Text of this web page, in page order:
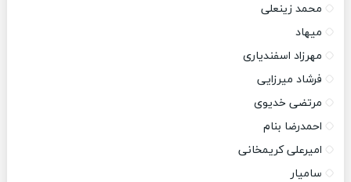
محمد زینعلی
میهاد
مهرزاد اسفندیاری
فرشاد میرزایی
مرتضی خدیوی
احمدرضا بنام
امیرعلی کریمخانی
سامیار